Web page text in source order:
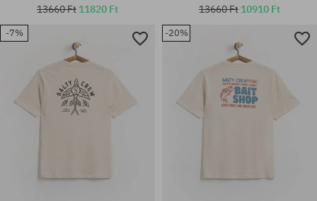
Elérhető méretek:
M; L; XL
Elérhető méretek:
M; L; XL
13660 Ft 11820 Ft 13660 Ft 10910 Ft
-7% -20%